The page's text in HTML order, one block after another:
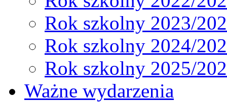
Rok szkolny 2023/
Rok szkolny 2024/
Rok szkolny 2025/
Ważne wydarzenia